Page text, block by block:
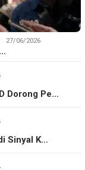
27/06/2026
,
Dorong Pe…
,
Sinyal K…
,